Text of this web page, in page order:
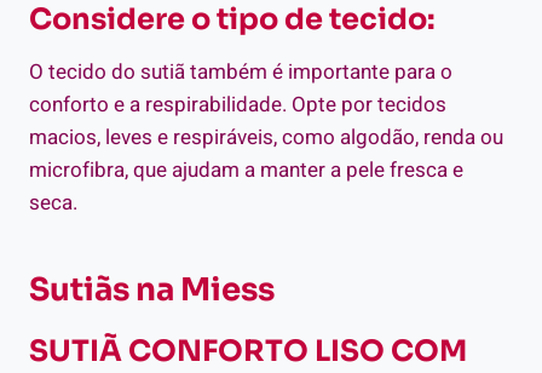
Considere o tipo de tecido:
O tecido do sutiã também é importante para o
conforto e a respirabilidade. Opte por tecidos
macios, leves e respiráveis, como algodão, renda ou
microfibra, que ajudam a manter a pele fresca e
seca.
Sutiãs na Miess
SUTIÃ CONFORTO LISO COM